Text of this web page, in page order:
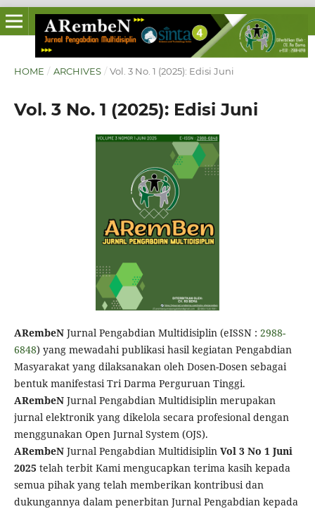
HOME / ARCHIVES / Vol. 3 No. 1 (2025): Edisi Juni
Vol. 3 No. 1 (2025): Edisi Juni
ARembeNJurnal Pengabdian Multidisiplin (eISSN : 2988-
6848) yang mewadahi publikasi hasil kegiatan Pengabdian
Masyarakat yang dilaksanakan oleh Dosen-Dosen sebagai
bentuk manifestasi Tri Darma Perguruan Tinggi.
ARembeNJurnal Pengabdian Multidisiplin merupakan
jurnal elektronik yang dikelola secara profesional dengan
menggunakan Open Jurnal System (OJS).
ARembeNJurnal Pengabdian Multidisiplin Vol 3 No 1 Juni
2025 telah terbit Kami mengucapkan terima kasih kepada
semua pihak yang telah memberikan kontribusi dan
dukungannya dalam penerbitan Jurnal Pengabdian kepada